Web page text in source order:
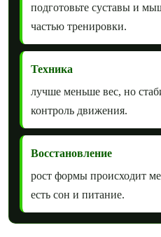
подготовьте суставы и
частью тренировки.
Техника
лучше меньше вес, но
контроль движения.
Восстановление
рост формы происходит
есть сон и питание.